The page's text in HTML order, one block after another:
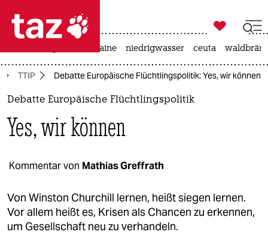
 taz zahl ich
taz zahl ich
politik
öko
gesellschaft
kultur

taz zahl ich
krieg in der ukraine niedrigwasser ceuta
TTIP Debatte Europäische Flüchtlingspolitik: Yes, wir können
Debatte Europäische Flüchtlingspolitik
Yes, wir können
Kommentar von Mathias Greffrath
Von Winston Churchill lernen, heißt siegen lernen.
Vor allem heißt es, Krisen als Chancen zu erkennen,
um Gesellschaft neu zu verhandeln.